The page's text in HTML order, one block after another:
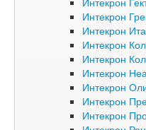
Интекрон
Интекрон
Интекрон
Интекрон
Интекрон
Интекрон
Интекрон
Интекрон